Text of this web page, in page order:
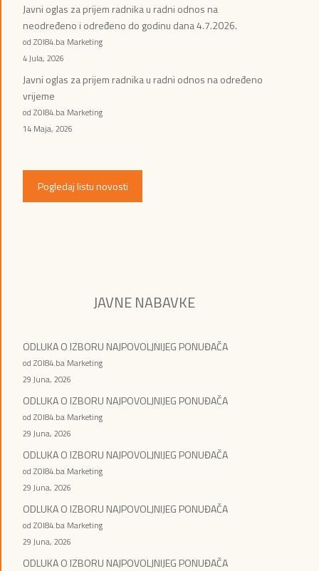
Javni oglas za prijem radnika u radni odnos na
neodređeno i određeno do godinu dana 4.7.2026.
od ZOI84.ba Marketing
4 Jula, 2026
Javni oglas za prijem radnika u radni odnos na određeno
vrijeme
od ZOI84.ba Marketing
14 Maja, 2026
Pogledaj listu novosti
JAVNE NABAVKE
ODLUKA O IZBORU NAJPOVOLJNIJEG PONUĐAČA
od ZOI84.ba Marketing
29 Juna, 2026
ODLUKA O IZBORU NAJPOVOLJNIJEG PONUĐAČA
od ZOI84.ba Marketing
29 Juna, 2026
ODLUKA O IZBORU NAJPOVOLJNIJEG PONUĐAČA
od ZOI84.ba Marketing
29 Juna, 2026
ODLUKA O IZBORU NAJPOVOLJNIJEG PONUĐAČA
od ZOI84.ba Marketing
29 Juna, 2026
ODLUKA O IZBORU NAJPOVOLJNIJEG PONUĐAČA